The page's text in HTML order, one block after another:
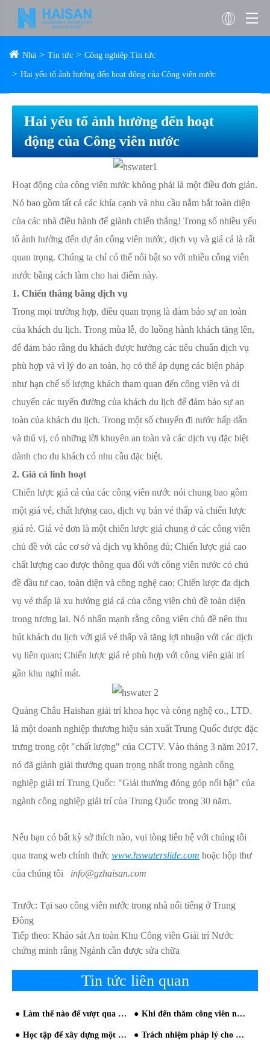
Nhà Tin tức Công nghiệp Tin tức
Hai yếu tố ảnh hưởng đến hoạt động của Công viên nước
Hai yếu tố ảnh hưởng đến hoạt
động của Công viên nước
Hoạt động của công viên nước không phải là một điều đơn giản.
Nó bao gồm tất cả các khía cạnh và nhu cầu nắm bắt toàn diện
của các nhà điều hành để giành chiến thắng! Trong số nhiều yếu
tố ảnh hưởng đến dự án công viên nước, dịch vụ và giá cả là rất
quan trọng. Chúng ta chỉ có thể nổi bật so với nhiều công viên
nước bằng cách làm cho hai điểm này.
1. Chiến thắng bằng dịch vụ
Trong mọi trường hợp, điều quan trọng là đảm bảo sự an toàn
của khách du lịch. Trong mùa lễ, do luồng hành khách tăng lên,
để đảm bảo rằng du khách được hưởng các tiêu chuẩn dịch vụ
phù hợp và vì lý do an toàn, họ có thể áp dụng các biện pháp
như hạn chế số lượng khách tham quan đến công viên và di
chuyển các tuyến đường của khách du lịch để đảm bảo sự an
toàn của khách du lịch. Trong một số chuyến đi nước hấp dẫn
và thú vị, có những lời khuyên an toàn và các dịch vụ đặc biệt
dành cho du khách có nhu cầu đặc biệt.
2. Giá cả linh hoạt
Chiến lược giá cả của các công viên nước nói chung bao gồm
một giá vé, chất lượng cao, dịch vụ bán vé thấp và chiến lược
giá rẻ. Giá vé đơn là một chiến lược giá chung ở các công viên
chủ đề với các cơ sở và dịch vụ không đủ; Chiến lược giá cao
chất lượng cao được thông qua đối với công viên nước có chủ
đề đầu tư cao, toàn diện và công nghệ cao; Chiến lược đa dịch
vụ vé thấp là xu hướng giá cả của công viên chủ đề toàn diện
trong tương lai. Nó nhấn mạnh rằng công viên chủ đề nên thu
hút khách du lịch với giá vé thấp và tăng lợi nhuận với các dịch
vụ liên quan; Chiến lược giá rẻ phù hợp với công viên giải trí
gần khu nghỉ mát.
Quảng Châu Haishan giải trí khoa học và công nghệ co., LTD.
là một doanh nghiệp thương hiệu sản xuất Trung Quốc được đặc
trưng trong cột "chất lượng" của CCTV. Vào tháng 3 năm 2017,
nó đã giành giải thưởng quan trọng nhất trong ngành công
nghiệp giải trí Trung Quốc: "Giải thưởng đóng góp nổi bật" của
ngành công nghiệp giải trí của Trung Quốc trong 30 năm.
Nếu bạn có bất kỳ sở thích nào, vui lòng liên hệ với chúng tôi
qua trang web chính thức www.hswaterslide.com hoặc hộp thư
của chúng tôi
info@gzhaisan.com
Trước: Tại sao công viên nước trong nhà nổi tiếng ở Trung
Đông
Tiếp theo: Khảo sát An toàn Khu Công viên Giải trí Nước
chứng minh rằng Ngành cần được sửa chữa
Tin tức liên quan
Làm thế nào để vượt qua tình trạng tiến thoái lưỡng nan trong giai đoạn hoạt động ngắn trong các côn Khi đến thăm công viên nước để tránh đám đông
Học tập để xây dựng một công viên nước Trách nhiệm pháp lý cho các công viên nước bị thương